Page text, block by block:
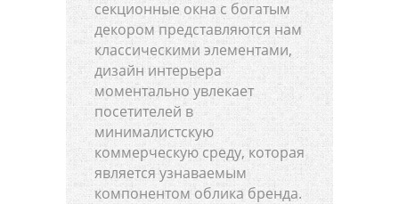
секционные окна с богатым
декором представляются нам
классическими элементами,
дизайн интерьера
моментально увлекает
посетителей в
минималистскую
коммерческую среду, которая
является узнаваемым
компонентом облика бренда.